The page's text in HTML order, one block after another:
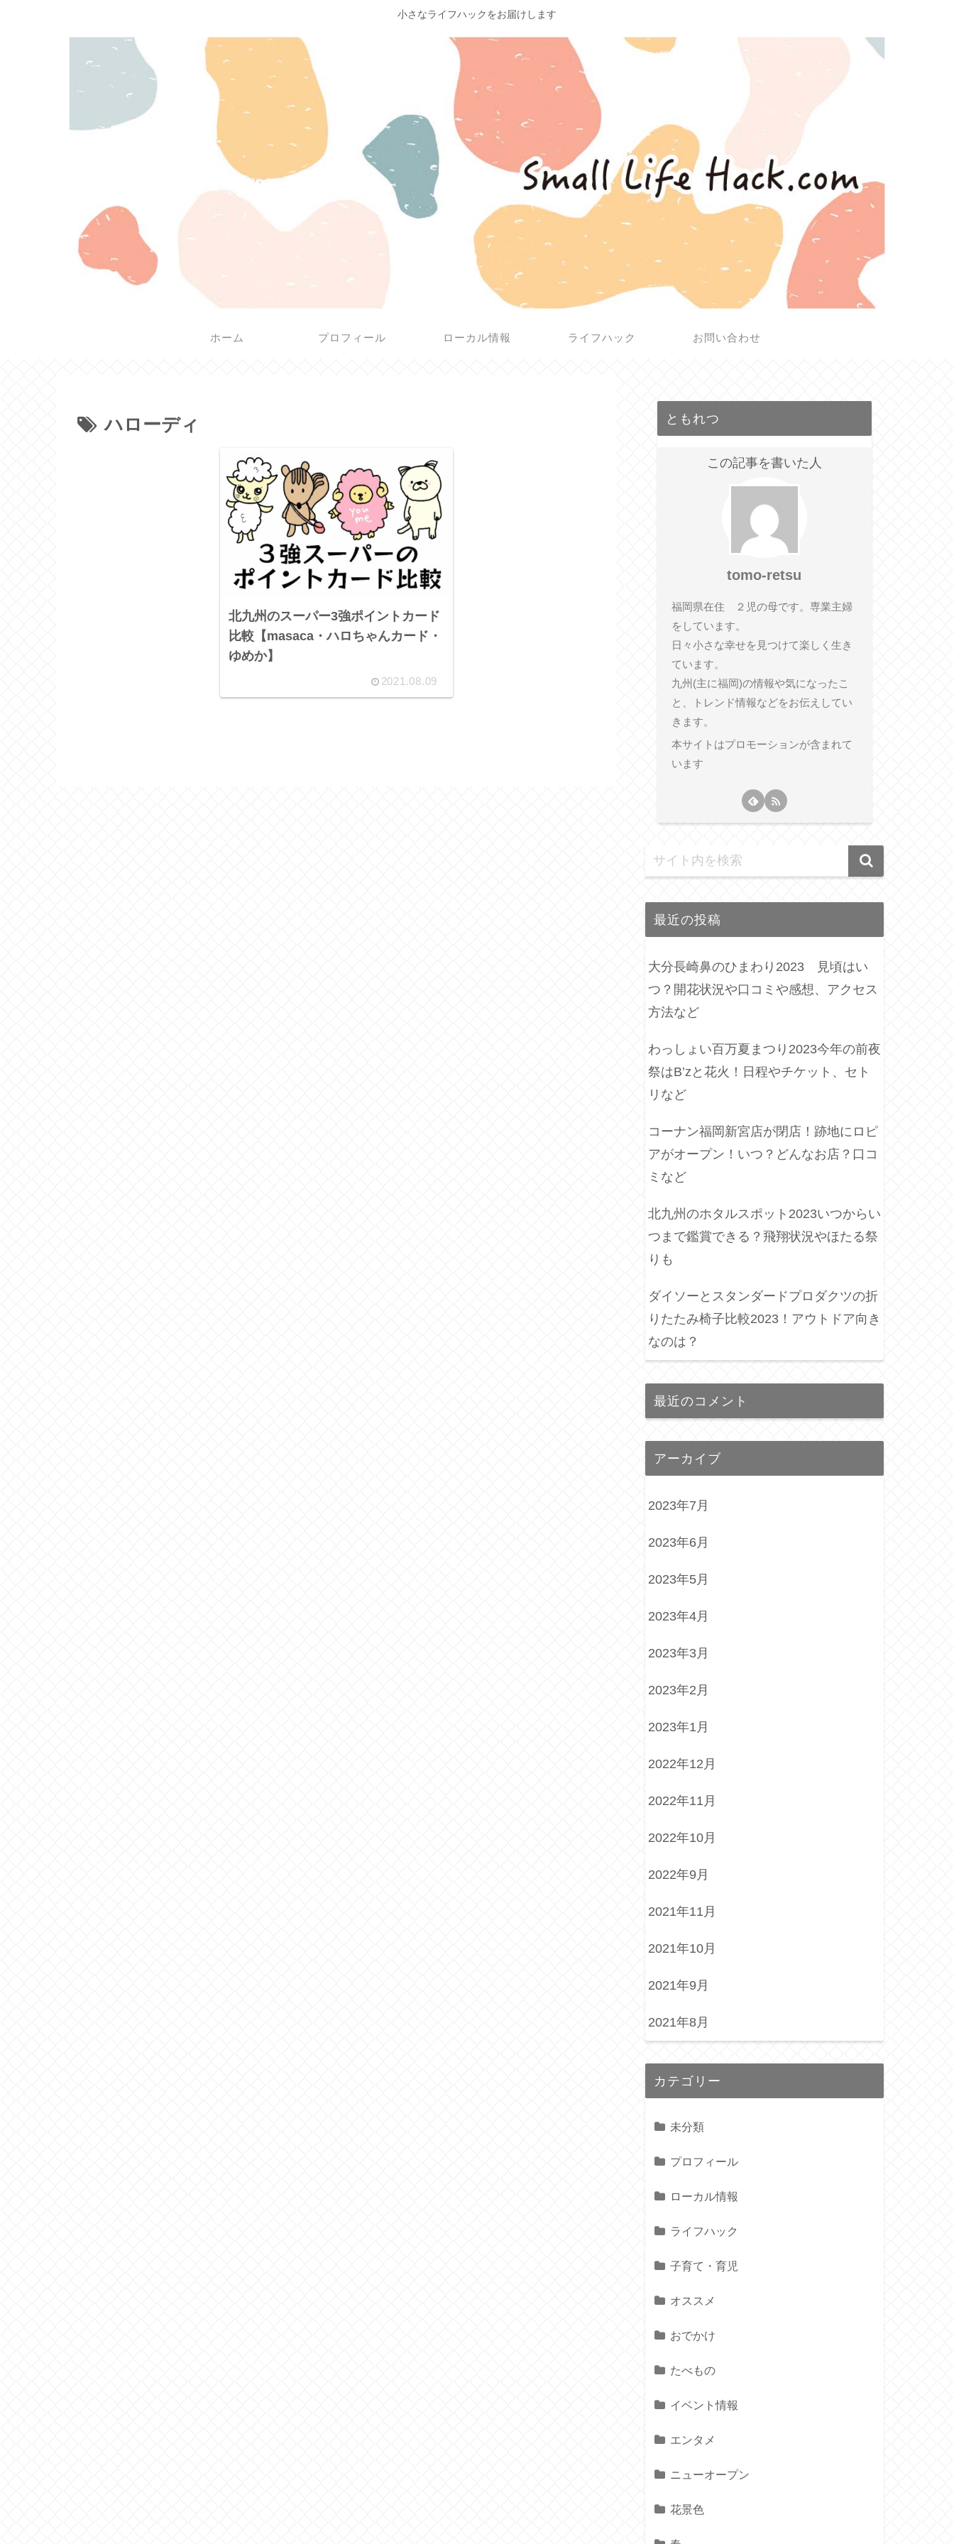
小さなライフハックをお届けします
ホーム プロフィール ローカル情報 ライフハック お問い合わせ
ハローディ
北九州のスーパー3強ポイントカード
比較【masaca・ハロちゃんカード・
ゆめか】
2021.08.09
ともれつ
この記事を書いた人
tomo-retsu
福岡県在住 ２児の母です。専業主婦
をしています。
日々小さな幸せを見つけて楽しく生き
ています。
九州(主に福岡)の情報や気になったこ
と、トレンド情報などをお伝えしてい
きます。
本サイトはプロモーションが含まれて
います
最近の投稿
大分長崎鼻のひまわり2023 見頃はい
つ？開花状況や口コミや感想、アクセス
方法など
わっしょい百万夏まつり2023今年の前夜
祭はB’zと花火！日程やチケット、セト
リなど
コーナン福岡新宮店が閉店！跡地にロピ
アがオープン！いつ？どんなお店？口コ
ミなど
北九州のホタルスポット2023いつからい
つまで鑑賞できる？飛翔状況やほたる祭
りも
ダイソーとスタンダードプロダクツの折
りたたみ椅子比較2023！アウトドア向き
なのは？
最近のコメント
アーカイブ
2023年7月
2023年6月
2023年5月
2023年4月
2023年3月
2023年2月
2023年1月
2022年12月
2022年11月
2022年10月
2022年9月
2021年11月
2021年10月
2021年9月
2021年8月
カテゴリー
未分類
プロフィール
ローカル情報
ライフハック
子育て・育児
オススメ
おでかけ
たべもの
イベント情報
エンタメ
ニューオープン
花景色